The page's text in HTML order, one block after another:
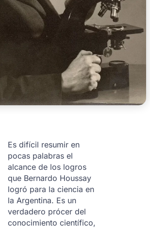
Es difícil resumir en
pocas palabras el
alcance de los logros
que Bernardo Houssay
logró para la ciencia en
la Argentina. Es un
verdadero prócer del
conocimiento científico,